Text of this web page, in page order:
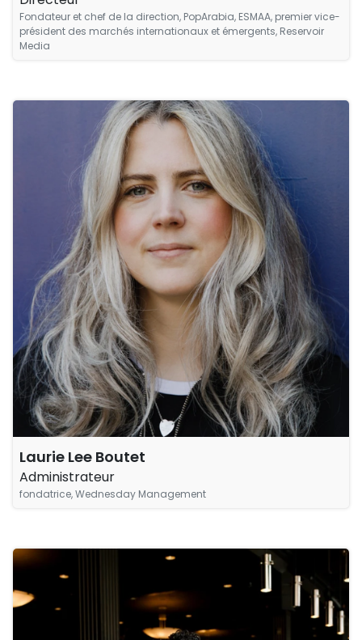
Fondateur et chef de la direction, PopArabia, ESMAA, premier vice-
président des marchés internationaux et émergents, Reservoir
Media
Laurie Lee Boutet
Administrateur
fondatrice, Wednesday Management